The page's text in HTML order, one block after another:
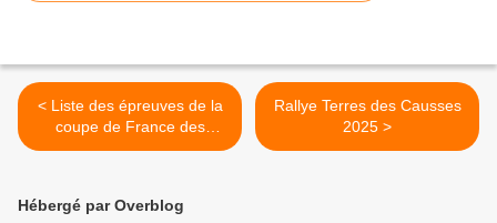
< Liste des épreuves de la
coupe de France des
rallyes 2024 Comité
Rallye Terres des Causses
2025 >
Hébergé par Overblog